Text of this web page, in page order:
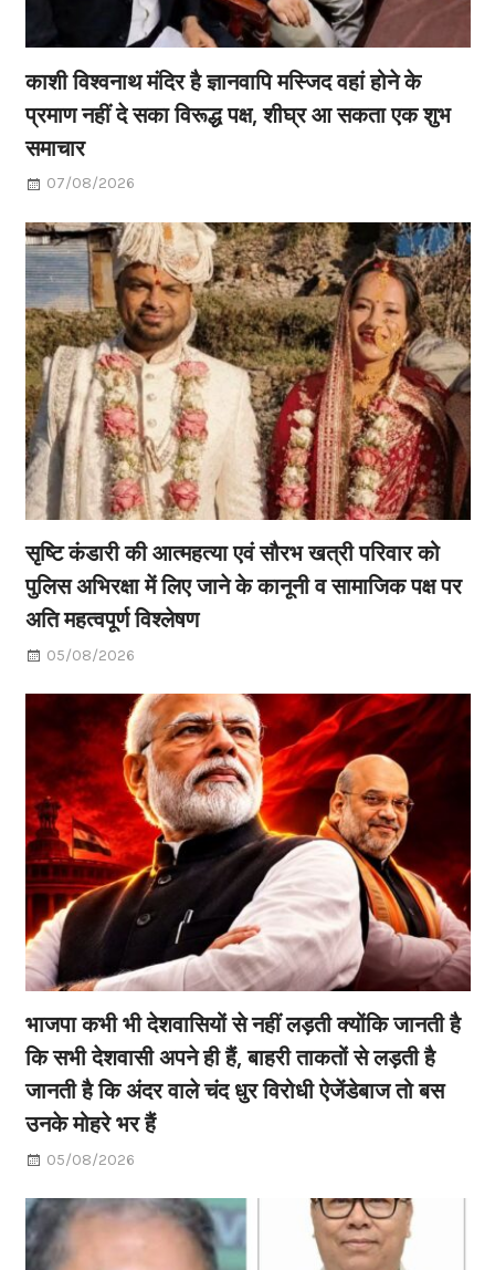
काशी विश्वनाथ मंदिर है ज्ञानवापि मस्जिद वहां होने के
प्रमाण नहीं दे सका विरूद्ध पक्ष, शीघ्र आ सकता एक शुभ
समाचार
07/08/2026
सृष्टि कंडारी की आत्महत्या एवं सौरभ खत्री परिवार को
पुलिस अभिरक्षा में लिए जाने के कानूनी व सामाजिक पक्ष पर
अति महत्वपूर्ण विश्लेषण
05/08/2026
भाजपा कभी भी देशवासियों से नहीं लड़ती क्योंकि जानती है
कि सभी देशवासी अपने ही हैं, बाहरी ताकतों से लड़ती है
जानती है कि अंदर वाले चंद धुर विरोधी ऐजेंडेबाज तो बस
उनके मोहरे भर हैं
05/08/2026